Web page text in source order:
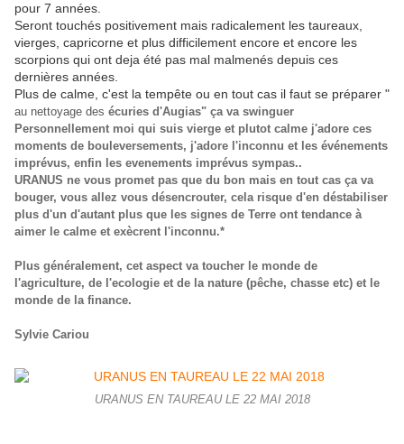
pour 7 années.
Seront touchés positivement mais radicalement les taureaux,
vierges, capricorne et plus difficilement encore et encore les
scorpions qui ont deja été pas mal malmenés depuis ces
dernières années.
Plus de calme, c'est la tempête ou en tout cas il faut se préparer "
au nettoyage des écuries d'Augias" ça va swinguer
Personnellement moi qui suis vierge et plutot calme j'adore ces
moments de bouleversements, j'adore l'inconnu et les événements
imprévus, enfin les evenements imprévus sympas..
URANUS ne vous promet pas que du bon mais en tout cas ça va
bouger, vous allez vous désencrouter, cela risque d'en déstabiliser
plus d'un d'autant plus que les signes de Terre ont tendance à
aimer le calme et exècrent l'inconnu.*
Plus généralement, cet aspect va toucher le monde de
l'agriculture, de l'ecologie et de la nature (pêche, chasse etc) et le
monde de la finance.
Sylvie Cariou
URANUS EN TAUREAU LE 22 MAI 2018